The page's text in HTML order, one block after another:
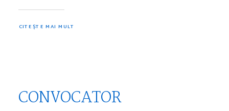
CITEȘTE MAI MULT
CONVOCATOR